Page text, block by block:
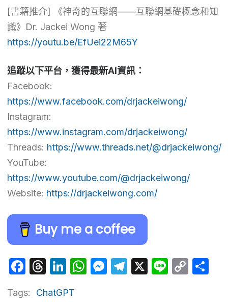
[書籍推介] 《神奇的互聯網——互聯網基礎概念和知
識》Dr. Jackei Wong 著
https://youtu.be/EfUei22M65Y
追蹤以下平台，獲得最新AI資訊：
Facebook:
https://www.facebook.com/drjackeiwong/
Instagram:
https://www.instagram.com/drjackeiwong/
Threads: https://www.threads.net/@drjackeiwong/
YouTube:
https://www.youtube.com/@drjackeiwong/
Website: https://drjackeiwong.com/
Buy me a coffee
Facebook
Threads
LinkedIn
WhatsApp
Messenger
Telegram
X LineCopy
Tags: ChatGPT